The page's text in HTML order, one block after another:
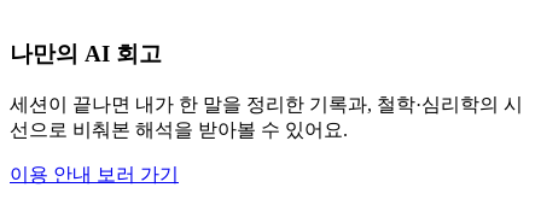
나만의 AI 회고
세션이 끝나면 내가 한 말을 정리한 기록과, 철학·심리학의 시
선으로 비춰본 해석을 받아볼 수 있어요.
이용 안내 보러 가기